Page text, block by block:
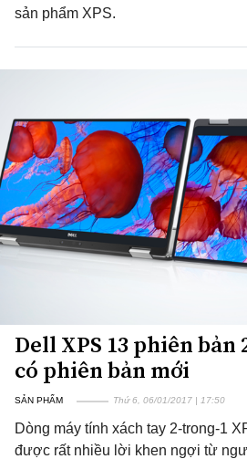
sản phẩm XPS.
Dell XPS 13 phiên bản
có phiên bản mới
SẢN PHẨM Thứ 6, 06/01/2017 | 17:50
Dòng máy tính xách tay 2-trong-1
được rất nhiều lời khen ngợi từ